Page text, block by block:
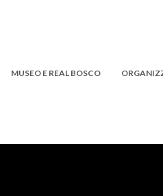
MUSEO E REAL BOSCO